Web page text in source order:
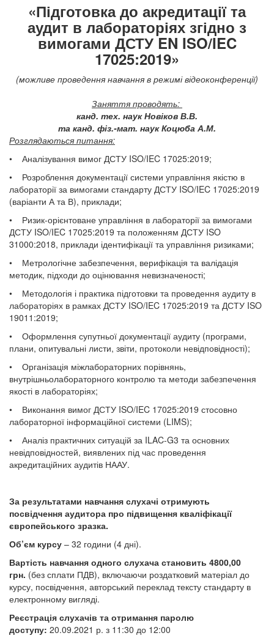
«Підготовка до акредитації та
аудит в лабораторіях згідно з
вимогами ДСТУ EN ISO/IEC
17025:2019»
(можливе проведення навчання в режимі відеоконференції)
Заняття проводять:
канд. тех. наук Новіков В.В.
та канд. фіз.-мат. наук Коцюба А.М.
Розглядаються питання:
• Аналізування вимог ДСТУ ISO/IEC 17025:2019;
• Розроблення документації системи управління якістю в
лабораторії за вимогами стандарту ДСТУ ISO/IEC 17025:2019
(варіанти А та В), приклади;
• Ризик-орієнтоване управління в лабораторії за вимогами
ДСТУ ISO/IEC 17025:2019 та положенням ДСТУ ISO
31000:2018, приклади ідентифікації та управління ризиками;
• Метрологічне забезпечення, верифікація та валідація
методик, підходи до оцінювання невизначеності;
• Методологія і практика підготовки та проведення аудиту в
лабораторіях в рамках ДСТУ ISO/IEC 17025:2019 та ДСТУ ISO
19011:2019;
• Оформлення супутньої документації аудиту (програми,
плани, опитувальні листи, звіти, протоколи невідповідності);
• Організація міжлабораторних порівнянь,
внутрішньолабораторного контролю та методи забезпечення
якості в лабораторіях;
• Виконання вимог ДСТУ ISO/IEC 17025:2019 стосовно
лабораторної інформаційної системи (LIMS);
• Аналіз практичних ситуацій за ILAC-G3 та основних
невідповідностей, виявлених під час проведення
акредитаційних аудитів НААУ.
За результатами навчання слухачі отримують
посвідчення аудитора про підвищення кваліфікації
європейського зразка.
Об’єм курсу – 32 години (4 дні).
Вартість навчання одного слухача становить 4800,00
грн. (без сплати ПДВ), включаючи роздатковий матеріал до
курсу, посвідчення, авторський переклад тексту стандарту в
електронному вигляді.
Реєстрація слухачів та отримання паролю
доступу: 20.09.2021 р. з 11:30 до 12:00